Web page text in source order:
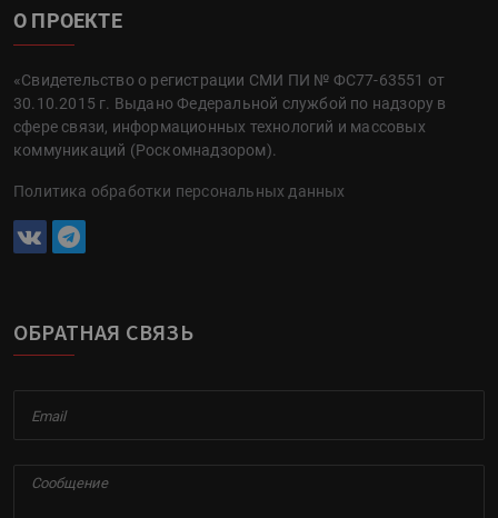
О ПРОЕКТЕ
«Свидетельство о регистрации СМИ ПИ № ФС77-63551 от
30.10.2015 г. Выдано Федеральной службой по надзору в
сфере связи, информационных технологий и массовых
коммуникаций (Роскомнадзором).
Политика обработки персональных данных
ОБРАТНАЯ СВЯЗЬ